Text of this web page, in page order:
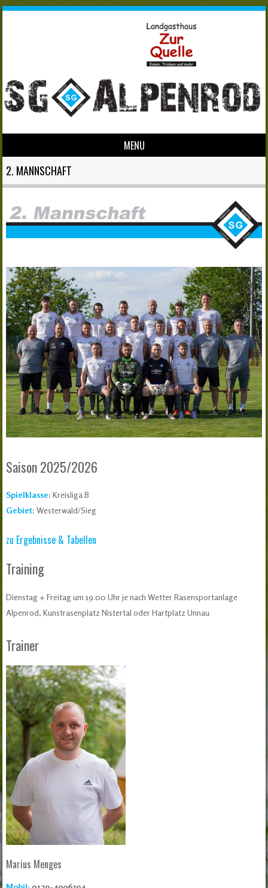
MENU
Skip to content
2. MANNSCHAFT
Saison 2025/2026
Spielklasse: Kreisliga B
Gebiet: Westerwald/Sieg
zu Ergebnisse & Tabellen
Training
Dienstag + Freitag um 19.00 Uhr je nach Wetter Rasensportanlage
Alpenrod, Kunstrasenplatz Nistertal oder Hartplatz Unnau
Trainer
Marius Menges